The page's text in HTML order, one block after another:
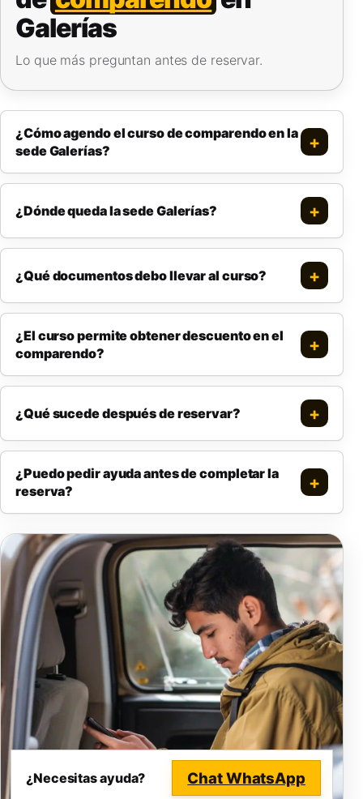
Galerías
Lo que más preguntan antes de reservar.
¿Cómo agendo el curso de comparendo en la
sede Galerías?
¿Dónde queda la sede Galerías?
¿Qué documentos debo llevar al curso?
¿El curso permite obtener descuento en el
comparendo?
¿Qué sucede después de reservar?
¿Puedo pedir ayuda antes de completar la
reserva?
¿Necesitas ayuda? Chat WhatsApp